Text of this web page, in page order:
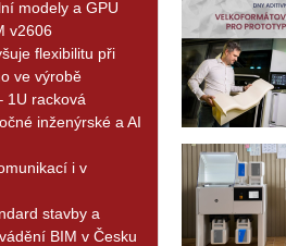
modely a GPU
v2606
flexibilitu při
ve výrobě
1U racková
inženýrské a AI
i v
stavby a
BIM v Česku